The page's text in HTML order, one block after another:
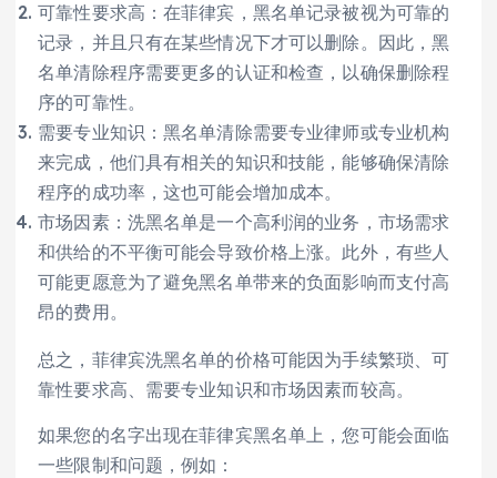
可靠性要求高：在菲律宾，黑名单记录被视为可靠的
记录，并且只有在某些情况下才可以删除。因此，黑
名单清除程序需要更多的认证和检查，以确保删除程
序的可靠性。
需要专业知识：黑名单清除需要专业律师或专业机构
来完成，他们具有相关的知识和技能，能够确保清除
程序的成功率，这也可能会增加成本。
市场因素：洗黑名单是一个高利润的业务，市场需求
和供给的不平衡可能会导致价格上涨。此外，有些人
可能更愿意为了避免黑名单带来的负面影响而支付高
昂的费用。
总之，菲律宾洗黑名单的价格可能因为手续繁琐、可
靠性要求高、需要专业知识和市场因素而较高。
如果您的名字出现在菲律宾黑名单上，您可能会面临
一些限制和问题，例如：